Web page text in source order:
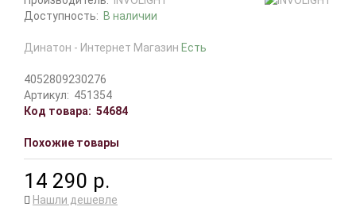
Доступность: В наличии
Динатон - Интернет Магазин Есть
4052809230276
Артикул: 451354
Код товара: 54684
Похожие товары
14 290 р.
Нашли дешевле